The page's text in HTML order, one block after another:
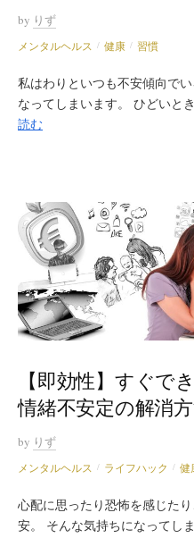
by りず
メンタルヘルス / 健康 / 習慣
私はわりといつも不安傾向で
なってしまいます。 ひどいと
読む
【即効性】すぐで
情緒不安定の解消
by りず
メンタルヘルス / ライフハック / 健
心配に思ったり恐怖を感じた
安。 そんな気持ちになってし